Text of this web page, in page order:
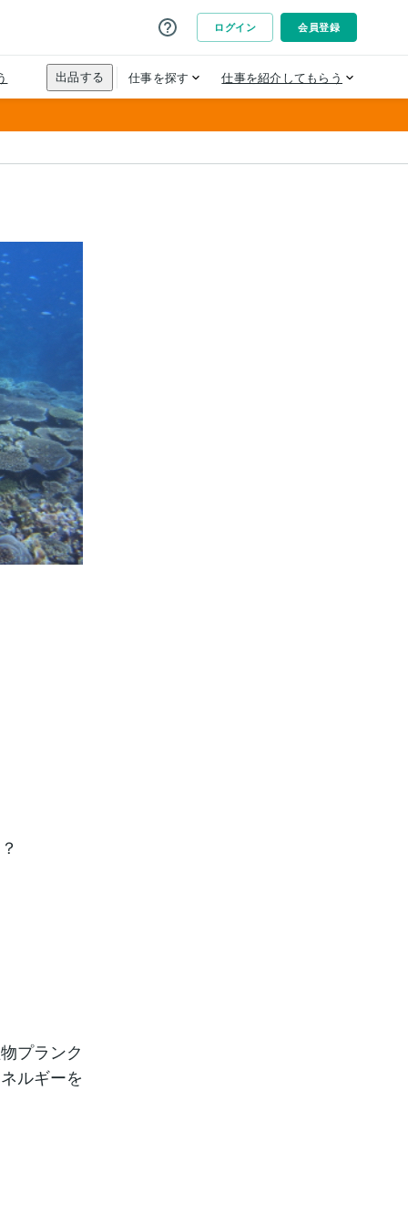
プランク
ルギーを